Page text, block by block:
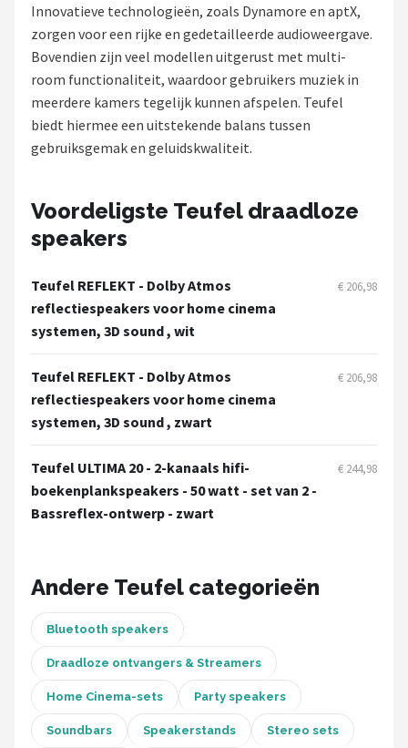
Power Dynamics
Soundskins
Teufel
ArtSound
AquaSound
Fenton
Dali
Ultimea
Carlinkit
Alle merken →
Innovatieve technologieën, zoals Dynamore en aptX,
zorgen voor een rijke en gedetailleerde audioweergave.
Bovendien zijn veel modellen uitgerust met multi-
room functionaliteit, waardoor gebruikers muziek in
meerdere kamers tegelijk kunnen afspelen. Teufel
biedt hiermee een uitstekende balans tussen
gebruiksgemak en geluidskwaliteit.
Voordeligste Teufel draadloze
speakers
Teufel REFLEKT - Dolby Atmos
reflectiespeakers voor home cinema
systemen, 3D sound , wit
€ 206,98
Teufel REFLEKT - Dolby Atmos
reflectiespeakers voor home cinema
systemen, 3D sound , zwart
€ 206,98
Teufel ULTIMA 20 - 2-kanaals hifi-
boekenplankspeakers - 50 watt - set van 2 -
Bassreflex-ontwerp - zwart
€ 244,98
Andere Teufel categorieën
Bluetooth speakers
Draadloze ontvangers & Streamers
Home Cinema-sets Party speakers
Soundbars Speakerstands Stereo sets